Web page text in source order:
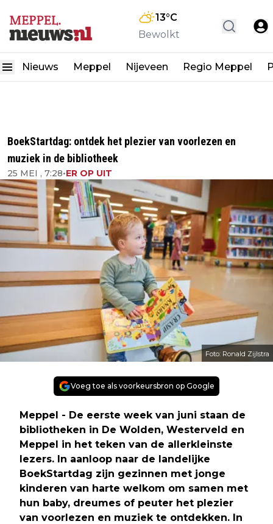
13°C
Bewolkt
Nieuws Meppel Nijeveen Regio Meppel
BoekStartdag: ontdek het plezier van voorlezen en
muziek in de bibliotheek
25 MEI , 7:28•ER OP UIT
Foto: Ronald Zijlstra
Voeg toe als voorkeursbron op Google
Meppel - De eerste week van juni staan de
bibliotheken in De Wolden, Westerveld en
Meppel in het teken van de allerkleinste
lezers. In aanloop naar de landelijke
BoekStartdag zijn gezinnen met jonge
kinderen van harte welkom om samen met
hun baby, dreumes of peuter het plezier
van voorlezen en muziek te ontdekken. In